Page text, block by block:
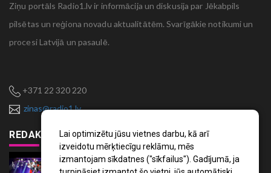
Lai optimizētu jūsu vietnes darbu, kā arī
izveidotu mērķtiecīgu reklāmu, mēs
izmantojam sīkdatnes ("sīkfailus"). Gadījumā, ja
Ziņu portāls Radio1.lv ir informācija un diskusija par Jēkabpils
pilsētas un reģiona novadu aktualitātēm. Svarīgākie notikumi un
procesi Latvijā un pasaulē.
+371 22 320 220
zinas@radio1.lv
REDAKTORA IZVĒLE
Noskaties